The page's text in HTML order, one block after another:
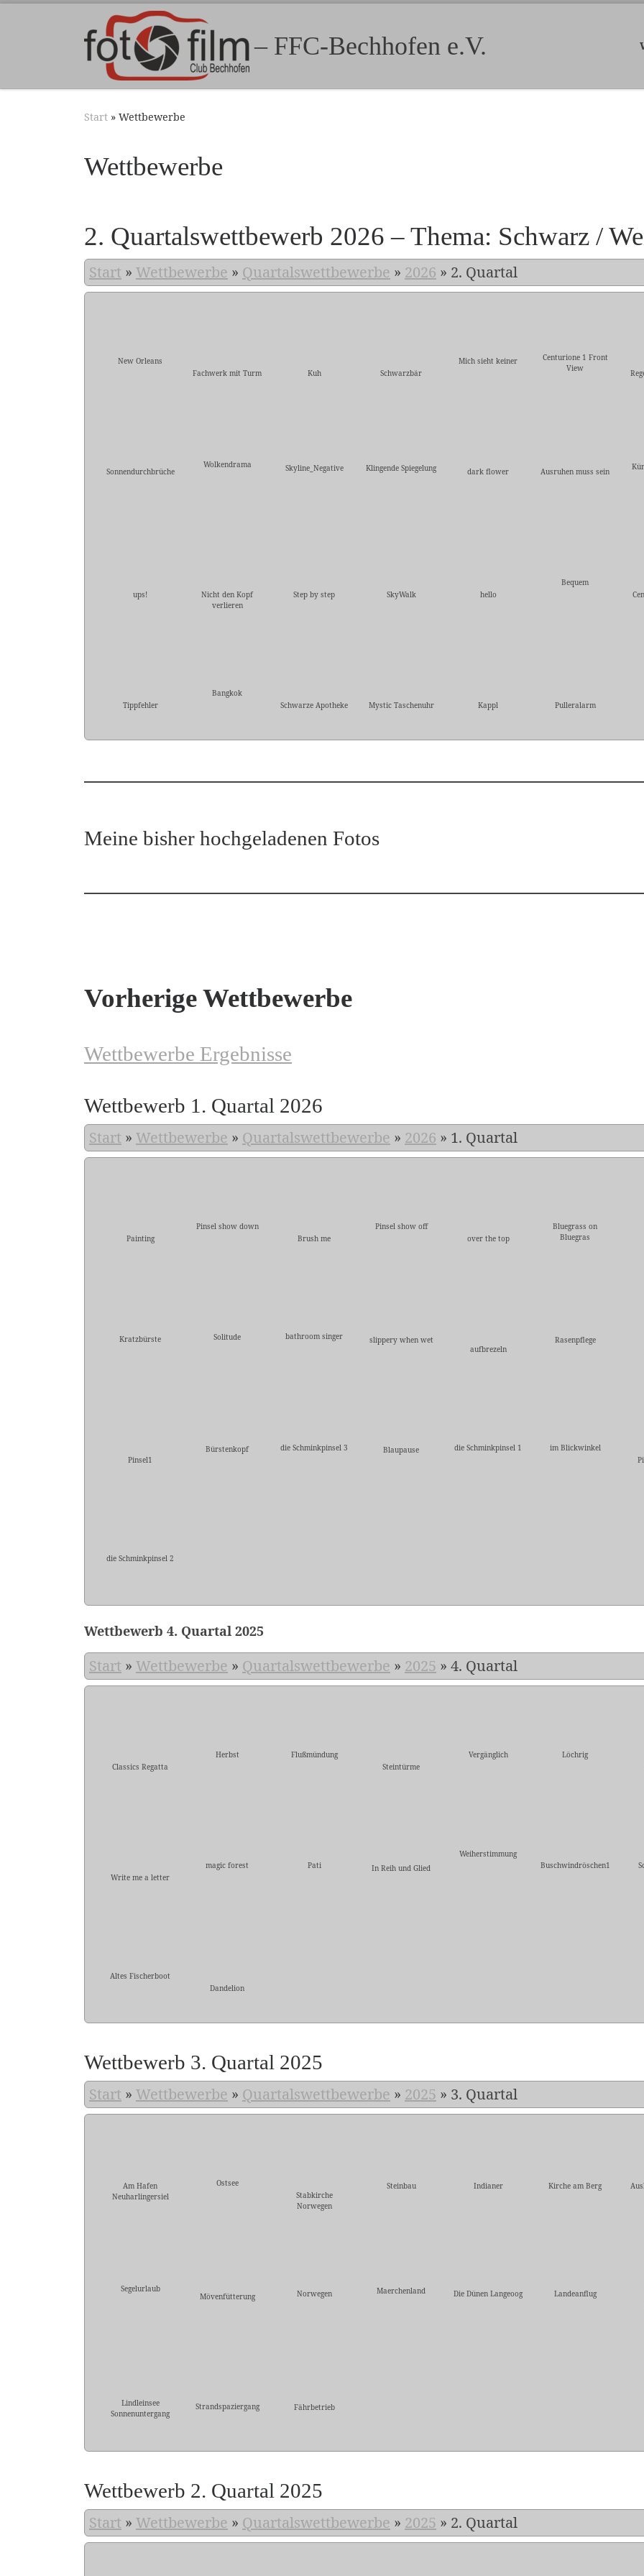
Zum Inhalt springen
– FFC-Bechhofen e.V.
Start » Wettbewerbe
Wettbewerbe
2. Quartalswettbewerb 2026 – Thema: Schwarz /
Start » Wettbewerbe » Quartalswettbewerbe » 2026 » 2. Quartal
New Orleans
Fachwerk mit Turm
Kuh Schwarzbär
Mich sieht keiner
Centurione 1 Front
View
Sonnendurchbrüche
Wolkendrama Skyline_Negative Klingende Spiegelung dark flower Ausruhen muss sein
ups!
Nicht den Kopf
verlieren
Step by step SkyWalk hello
Bequem
Tippfehler
Bangkok
Schwarze Apotheke
Mystic Taschenuhr Kappl Pulleralarm
Meine bisher hochgeladenen Fotos
Vorherige Wettbewerbe
Wettbewerbe Ergebnisse
Wettbewerb 1. Quartal 2026
Start » Wettbewerbe » Quartalswettbewerbe » 2026 » 1. Quartal
Painting
Pinsel show down
Brush me
Pinsel show off
over the top
Bluegrass on
Bluegras
Kratzbürste Solitude bathroom singer
slippery when wet
aufbrezeln
Rasenpflege
Pinsel1
Bürstenkopf die Schminkpinsel 3 Blaupause die Schminkpinsel 1
im Blickwinkel
die Schminkpinsel 2
Wettbewerb 4. Quartal 2025
Start » Wettbewerbe » Quartalswettbewerbe » 2025 » 4. Quartal
Classics Regatta
Herbst
Flußmündung
Steintürme
Vergänglich
Löchrig
Write me a letter
magic forest Pati In Reih und Glied
Weiherstimmung
Buschwindröschen1
Altes Fischerboot
Dandelion
Wettbewerb 3. Quartal 2025
Start » Wettbewerbe » Quartalswettbewerbe » 2025 » 3. Quartal
Am Hafen
Neuharlingersiel
Ostsee
Stabkirche
Norwegen
Steinbau Indianer Kirche am Berg
Segelurlaub
Mövenfütterung Norwegen Maerchenland Die Dünen Langeoog
Landeanflug
Lindleinsee
Sonnenuntergang
Strandspaziergang Fährbetrieb
Wettbewerb 2. Quartal 2025
Start » Wettbewerbe » Quartalswettbewerbe » 2025 » 2. Quartal